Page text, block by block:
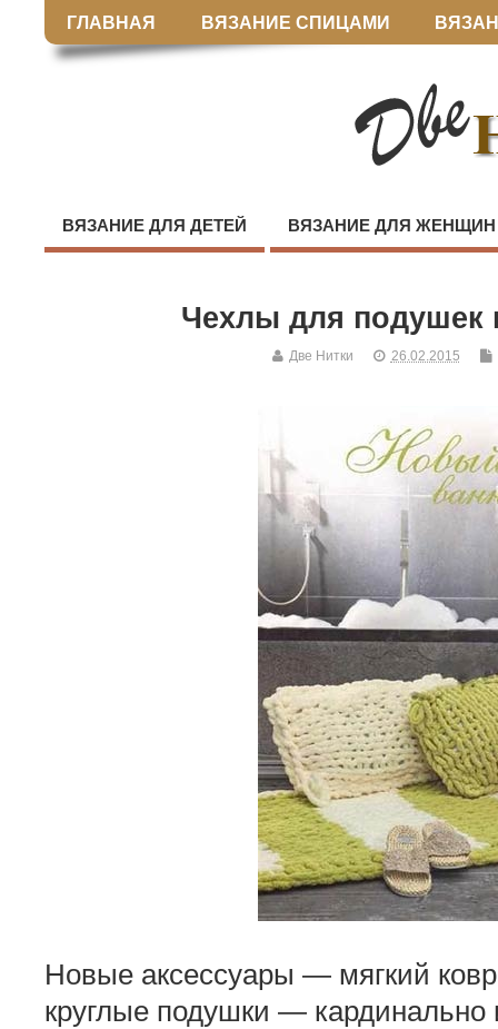
ГЛАВНАЯ ВЯЗАНИЕ СПИЦАМИ
ВЯЗАНИЕ ДЛЯ ДЕТЕЙ ВЯЗАНИЕ ДЛЯ ЖЕНЩИН
Чехлы для подушек
Две Нитки 26.02.2015
Новые аксессуары — мягкий
круглые подушки —